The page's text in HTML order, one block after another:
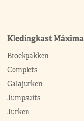
Kledingkast Máxima
Broekpakken
Complets
Galajurken
Jumpsuits
Jurken